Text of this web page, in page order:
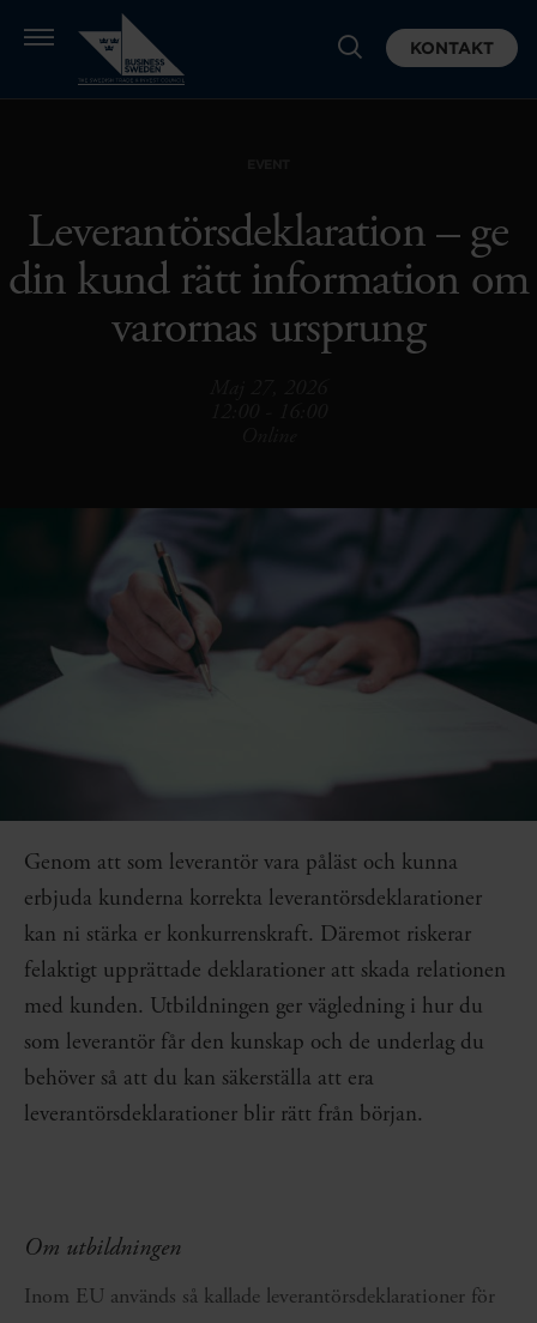
KONTAKT
Leverantörsdeklaration – ge
din kund rätt information om
varornas ursprung
Genom att som leverantör vara påläst och kunna
erbjuda kunderna korrekta leverantörsdeklarationer
kan ni stärka er konkurrenskraft. Däremot riskerar
felaktigt upprättade deklarationer att skada relationen
med kunden. Utbildningen ger vägledning i hur du
som leverantör får den kunskap och de underlag du
behöver så att du kan säkerställa att era
leverantörsdeklarationer blir rätt från början.
Om utbildningen
Inom EU används så kallade leverantörsdeklarationer för